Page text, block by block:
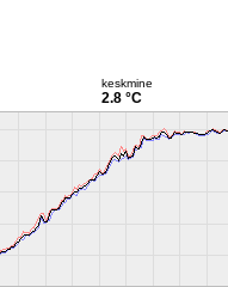
keskmine
2.8 °C